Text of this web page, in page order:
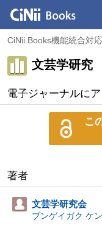
CiNii Books機能統合対
文芸学研究
電子ジャーナルに
こ
著者
文芸学研究会
ブンゲイガク ケ